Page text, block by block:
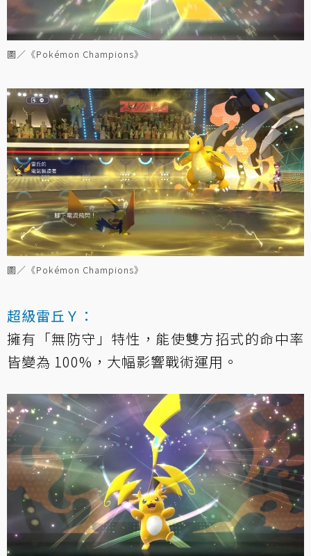
圖／《Pokémon Champions》
圖／《Pokémon Champions》
超級雷丘Ｙ：
擁有「無防守」特性，能使雙方招式的命中率
皆變為 100%，大幅影響戰術運用。